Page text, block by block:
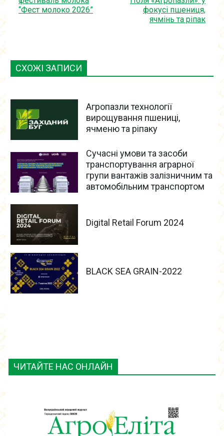
ЧИТАЙТЕ НАС ОНЛАЙН
“Фест молоко 2026”
фокусі пшениця,
ячмінь та ріпак
СХОЖІ ЗАПИСИ
Агропазли технології
вирощування пшениці,
ячменю та ріпаку
Сучасні умови та засоби
транспортування аграрної
групи вантажів залізничним та
автомобільним транспортом
Digital Retail Forum 2024
BLACK SEA GRAIN-2022